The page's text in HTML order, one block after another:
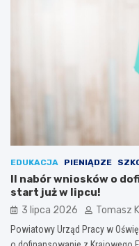
EDUKACJA PIENIĄDZE
II nabór wniosków o
start już w lipcu!
3 lipca 2026 Tomasz
Powiatowy Urząd Pracy w